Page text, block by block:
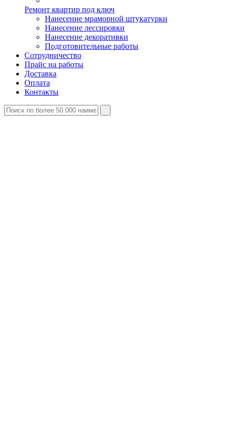
Ремонт квартир под ключ
Нанесение мраморной штукатурки
Нанесение лессировки
Нанесение декоративки
Подготовительные работы
Сотрудничество
Прайс на работы
Доставка
Оплата
Контакты